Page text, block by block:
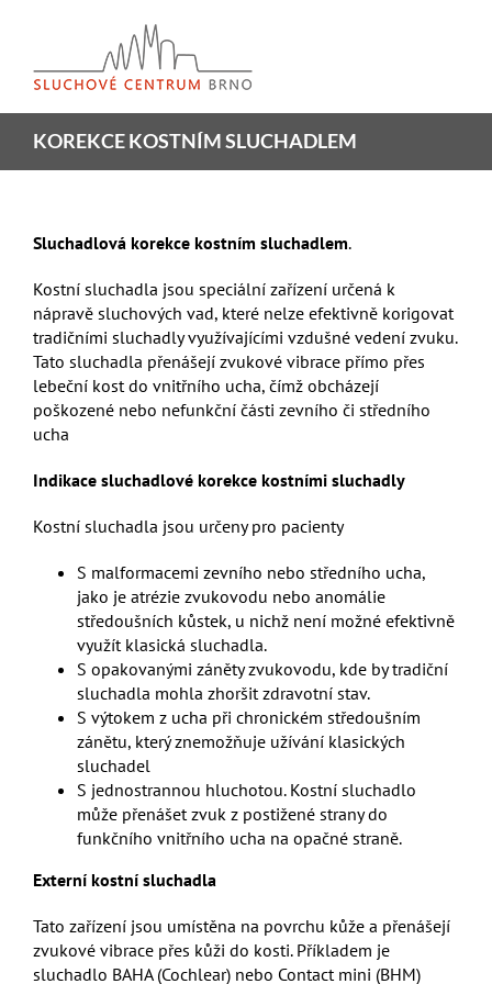
KOREKCE KOSTNÍM SLUCHADLEM
Sluchadlová korekce kostním sluchadlem.
Kostní sluchadla jsou speciální zařízení určená k
nápravě sluchových vad, které nelze efektivně korigovat
tradičními sluchadly využívajícími vzdušné vedení zvuku.
Tato sluchadla přenášejí zvukové vibrace přímo přes
lebeční kost do vnitřního ucha, čímž obcházejí
poškozené nebo nefunkční části zevního či středního
ucha
Indikace sluchadlové korekce kostními sluchadly
Kostní sluchadla jsou určeny pro pacienty
S malformacemi zevního nebo středního ucha,
jako je atrézie zvukovodu nebo anomálie
středoušních kůstek, u nichž není možné efektivně
využít klasická sluchadla.
S opakovanými záněty zvukovodu, kde by tradiční
sluchadla mohla zhoršit zdravotní stav.
S výtokem z ucha při chronickém středoušním
zánětu, který znemožňuje užívání klasických
sluchadel
S jednostrannou hluchotou. Kostní sluchadlo
může přenášet zvuk z postižené strany do
funkčního vnitřního ucha na opačné straně.
Externí kostní sluchadla
Tato zařízení jsou umístěna na povrchu kůže a přenášejí
zvukové vibrace přes kůži do kosti. Příkladem je
sluchadlo BAHA (Cochlear) nebo Contact mini (BHM)